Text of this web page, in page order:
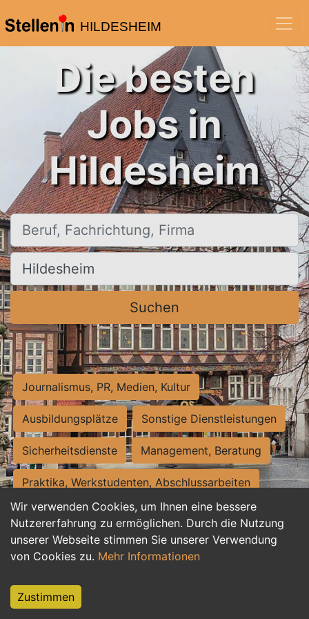
HILDESHEIM
Wir verwenden Cookies, um Ihnen eine bessere
Nutzererfahrung zu ermöglichen. Durch die Nutzung
unserer Webseite stimmen Sie unserer Verwendung
von Cookies zu. Mehr Informationen
Zustimmen
Die besten
Jobs in
Hildesheim
Beruf, Fachrichtung, Firma
Ort, Stadt
Suchen
Journalismus, PR, Medien, Kultur
Ausbildungsplätze Sonstige Dienstleistungen
Sicherheitsdienste Management, Beratung
Praktika, Werkstudenten, Abschlussarbeiten
Personalwesen Assistenz, Sekretariat
Hilfskräfte, Aushilfs- und Nebenjobs
Weiterbildung, Studium, duale Ausbildung